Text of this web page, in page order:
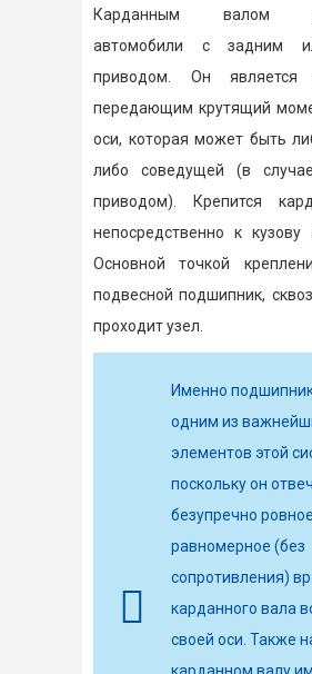
Карданным валом
автомобили с задним
приводом. Он является
передающим крутящий
оси, которая может быть
либо соведущей (в
приводом). Крепится
непосредственно к кузову
Основной точкой
подвесной подшипник,
проходит узел.
Именно
одним из
элементов этой
поскольку он
безупречно
равномерное (без
сопротивления)
карданного вала
своей оси. Также